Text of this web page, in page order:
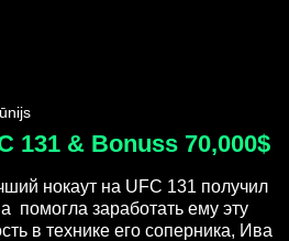
131 & Bonuss 70,000$
нокаут на UFC 131 получил
помогла заработать ему эту
в технике его соперника, Ива